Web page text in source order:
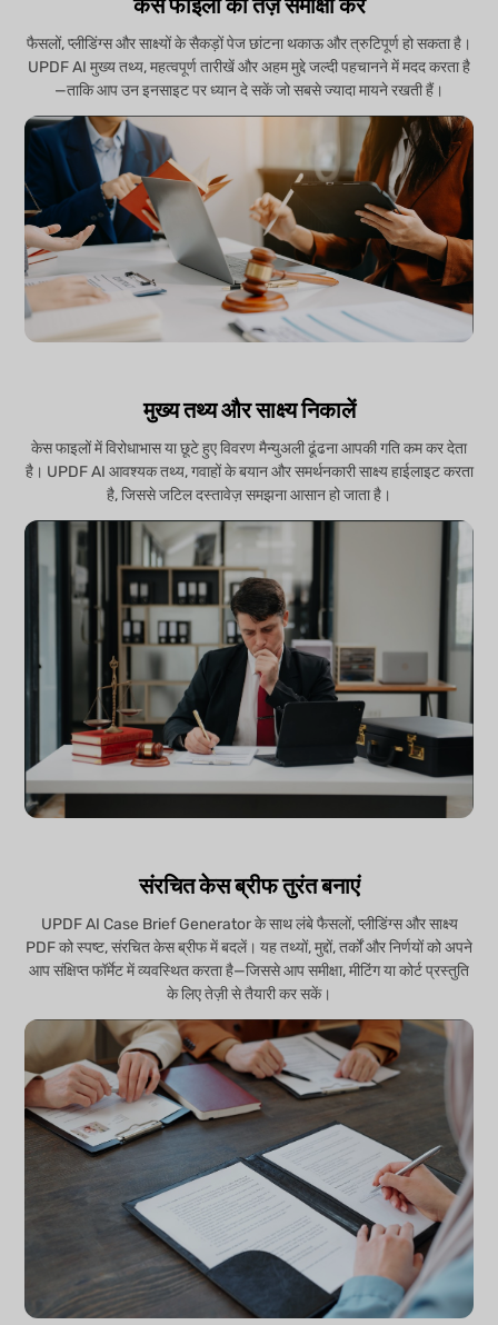
फैसलों, प्लीडिंग्स और साक्ष्यों के सैकड़ों पेज छांटना थकाऊ और त्रुटिपूर्ण हो सकता है।
UPDF AI मुख्य तथ्य, महत्वपूर्ण तारीखें और अहम मुद्दे जल्दी पहचानने में मदद करता है
—ताकि आप उन इनसाइट पर ध्यान दे सकें जो सबसे ज्यादा मायने रखती हैं।
मुख्य तथ्य और साक्ष्य निकालें
केस फाइलों में विरोधाभास या छूटे हुए विवरण मैन्युअली ढूंढना आपकी गति कम कर देता
है। UPDF AI आवश्यक तथ्य, गवाहों के बयान और समर्थनकारी साक्ष्य हाईलाइट करता
है, जिससे जटिल दस्तावेज़ समझना आसान हो जाता है।
संरचित केस ब्रीफ तुरंत बनाएं
UPDF AI Case Brief Generator के साथ लंबे फैसलों, प्लीडिंग्स और साक्ष्य
PDF को स्पष्ट, संरचित केस ब्रीफ में बदलें। यह तथ्यों, मुद्दों, तर्कों और निर्णयों को अपने
आप संक्षिप्त फॉर्मेट में व्यवस्थित करता है—जिससे आप समीक्षा, मीटिंग या कोर्ट प्रस्तुति
के लिए तेज़ी से तैयारी कर सकें।